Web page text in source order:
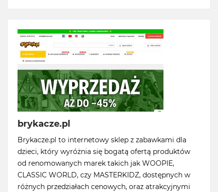
brykacze.pl
Brykacze.pl to internetowy sklep z zabawkami dla
dzieci, który wyróżnia się bogatą ofertą produktów
od renomowanych marek takich jak WOOPIE,
CLASSIC WORLD, czy MASTERKIDZ, dostępnych w
różnych przedziałach cenowych, oraz atrakcyjnymi